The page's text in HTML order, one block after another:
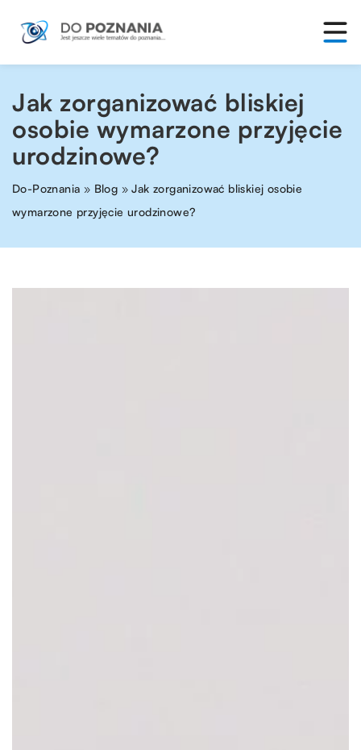
Jak zorganizować bliskiej
osobie wymarzone przyjęcie
urodzinowe?
Do-Poznania » Blog »Jak zorganizować bliskiej osobie
wymarzone przyjęcie urodzinowe?